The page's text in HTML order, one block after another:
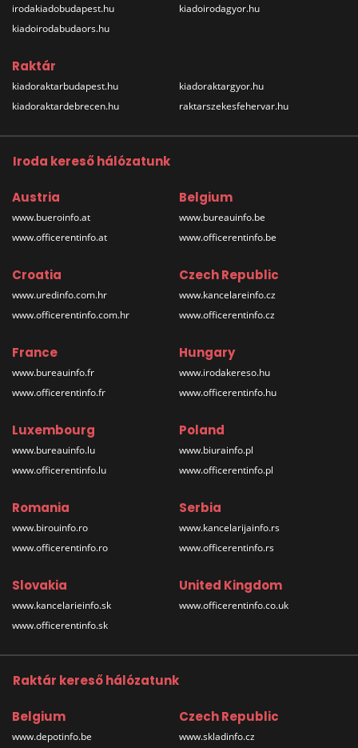
irodakiadobudapest.hu
kiadoirodabudaors.hu
kiadoirodagyor.hu
Raktár
kiadoraktarbudapest.hu
kiadoraktardebrecen.hu
kiadoraktargyor.hu
raktarszekesfehervar.hu
Iroda kereső hálózatunk
Austria
www.bueroinfo.at
www.officerentinfo.at
Belgium
www.bureauinfo.be
www.officerentinfo.be
Croatia
www.uredinfo.com.hr
www.officerentinfo.com.hr
Czech Republic
www.kancelareinfo.cz
www.officerentinfo.cz
France
www.bureauinfo.fr
www.officerentinfo.fr
Hungary
www.irodakereso.hu
www.officerentinfo.hu
Luxembourg
www.bureauinfo.lu
www.officerentinfo.lu
Poland
www.biurainfo.pl
www.officerentinfo.pl
Romania
www.birouinfo.ro
www.officerentinfo.ro
Serbia
www.kancelarijainfo.rs
www.officerentinfo.rs
Slovakia
www.kancelarieinfo.sk
www.officerentinfo.sk
United Kingdom
www.officerentinfo.co.uk
Raktár kereső hálózatunk
Belgium
www.depotinfo.be
Czech Republic
www.skladinfo.cz